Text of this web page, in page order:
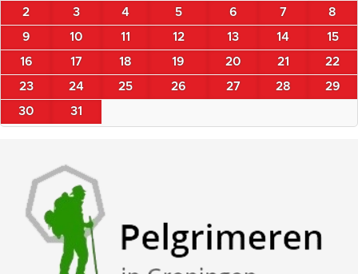
2 3 4 5 6 7 8
9 10 11 12 13 14 15
16 17 18 19 20 21 22
23 24 25 26 27 28 29
30 31